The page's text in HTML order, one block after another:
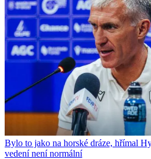
Bylo to jako na horské dráze, hřímal
vedení není normální